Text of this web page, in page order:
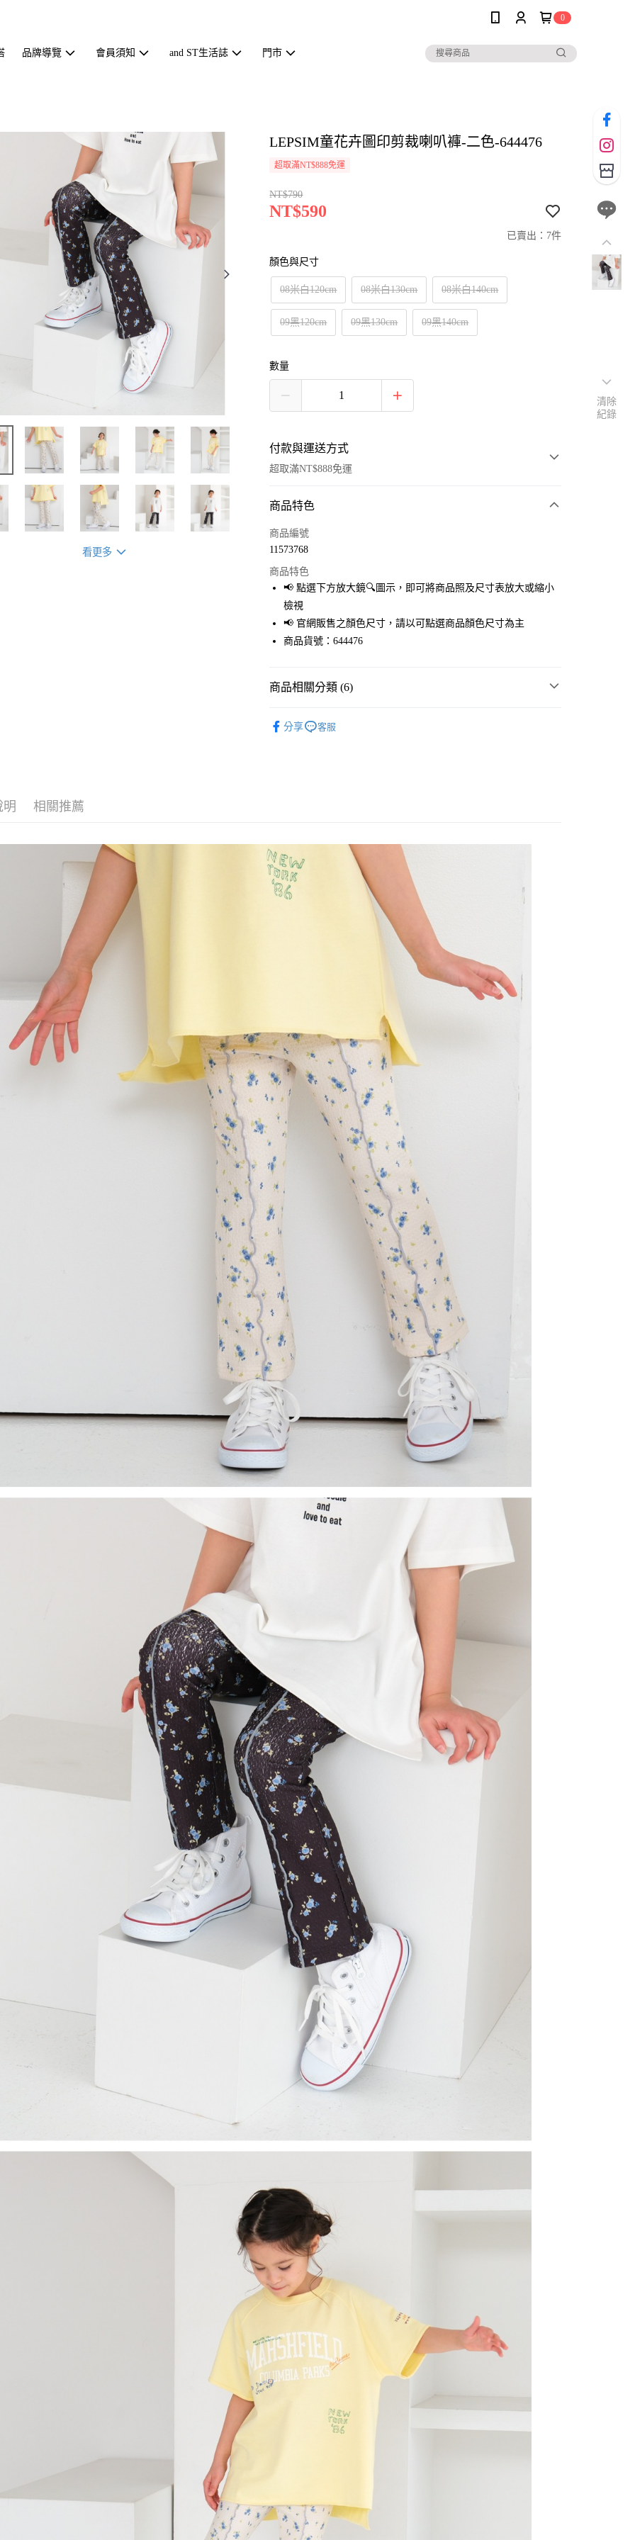
0
品牌導覽 會員須知 and ST生活誌 門市
看更多
LEPSIM童花卉圖印剪裁喇叭褲-二色-644476
超取滿NT$888免運
NT$790
NT$590
已賣出：7件
顏色與尺寸
08米白120cm 08米白130cm 08米白140cm
09黑120cm 09黑130cm 09黑140cm
數量
付款與運送方式
超取滿NT$888免運
付款方式
信用卡一次付款
LINE Pay
Apple Pay
街口支付
Google Pay
4.訂單成立30分鐘內，如未前往確認交易或遇審核未通過，訂單將自動取
消。如遇「轉專審核」未通過狀況，表示未達大哥付你分期系統評分，恕
無法說明評估內容。
【繳款方式說明】
1.分期款項不併入電信帳單，「大哥付你分期」於每月結算日後寄送繳費提
2.透過簡訊連結打開帳單後，可選擇「超商條碼／台灣大直營門市／銀行轉
帳／街口支付／iPASS MONEY」等通路繳費。
1.本服務係由「台灣大哥大股份有限公司」（以下簡稱本公司）所提供，讓
用戶於交易時，得透過本服務購買商品或服務，並由商店將買賣／分期付
款買賣價金債權讓與本公司後，依約使用本公司帳單繳交帳款。
2.基於同意付款使用「大哥付你分期」之契約關係目的，商店將以您的個人
資料（包含姓名、電話或地址）提供予台灣大哥大進項蒐集、處理及利
用，由本公司與您本人進行分期帳單所需資料之確認、核對及更正。
3.完整用戶服務條款，請詳閱以下連結：
１．簡單：不需註冊會員、不需綁卡、不需儲值。
２．便利：只要手機號碼，簡訊認證，即可結帳。
３．安心：先確認商品／服務後，再付款。
【「AFTEE先享後付」結帳流程】
１．於結帳方式選擇「AFTEE先享後付」後，將跳轉至「AFTEE先享後
付」結帳頁面，進行簡訊認證並確認金額後，即可完成結帳。
２．訂單成立數日內，您將收到繳費通知簡訊。
３．收到繳費通知簡訊後14天內，點擊此簡訊中的連結，可透過四大超商
／ATM／網路銀行／等多元方式進行付款，方視為交易完成。
※ 請注意：結帳手續完成當下不需立刻繳費，但若您需要取消訂單，請聯
絡購買商品的店家。未經商家同意取消之訂單仍視為有效，需透過AFTEE
※ 交易是否成功請以「AFTEE先享後付 」之結帳頁面顯示為準，若有關於
是否繳費成功／繳費後需取消欲退款等相關疑問，請聯繫「AFTEE先享後
付客戶支援中心」https://netprotections.freshdesk.com/support/home
【注意事項】
１．透過由恩沛科技股份有限公司提供之「AFTEE先享後付」服務完成之
交易，需依本服務之必要範圍內提供個人資料，並將交易相關給付款項請
求債權轉讓予恩沛科技股份有限公司。
２．關於個人資料處理事宜，請瀏覽以下網址：
３．未成年的使用者請事先徵得法定代理人或監護人之同意方可使用
「AFTEE先享後付」，若未經同意申辦者引起之損失，本公司不負相關責
任。
４．使用「AFTEE先享後付」時，將依據個別帳號之用戶狀況，依本公司
即時審查核予不同之上限額度；若仍有額度不足之情形，本公司將視審查
結果請求用戶進行身份認證。
５．嚴禁一人註冊多個帳號或使用他人資訊註冊。若發現惡意使用之情
形，恩沛科技股份有限公司將有權停止該用戶之使用額度並採取法律行
動。
運送方式
全家 取貨付款
每筆NT$80，滿NT$888(含以上)免運費
每筆NT$80，滿NT$888(含以上)免運費
每筆NT$80，滿NT$1,500(含以上)免運費
每筆NT$80，滿NT$1,500(含以上)免運費
宅配
每筆NT$80，滿NT$1,500(含以上)免運費
商品特色
商品編號
11573768
商品特色
📢 點選下方放大鏡🔍圖示，即可將商品照及尺寸表放大或縮小
檢視
📢 官網販售之顏色尺寸，請以可點選商品顏色尺寸為主
商品貨號：644476
商品相關分類 (6)
分享 客服
明 相關推薦
清除
紀錄